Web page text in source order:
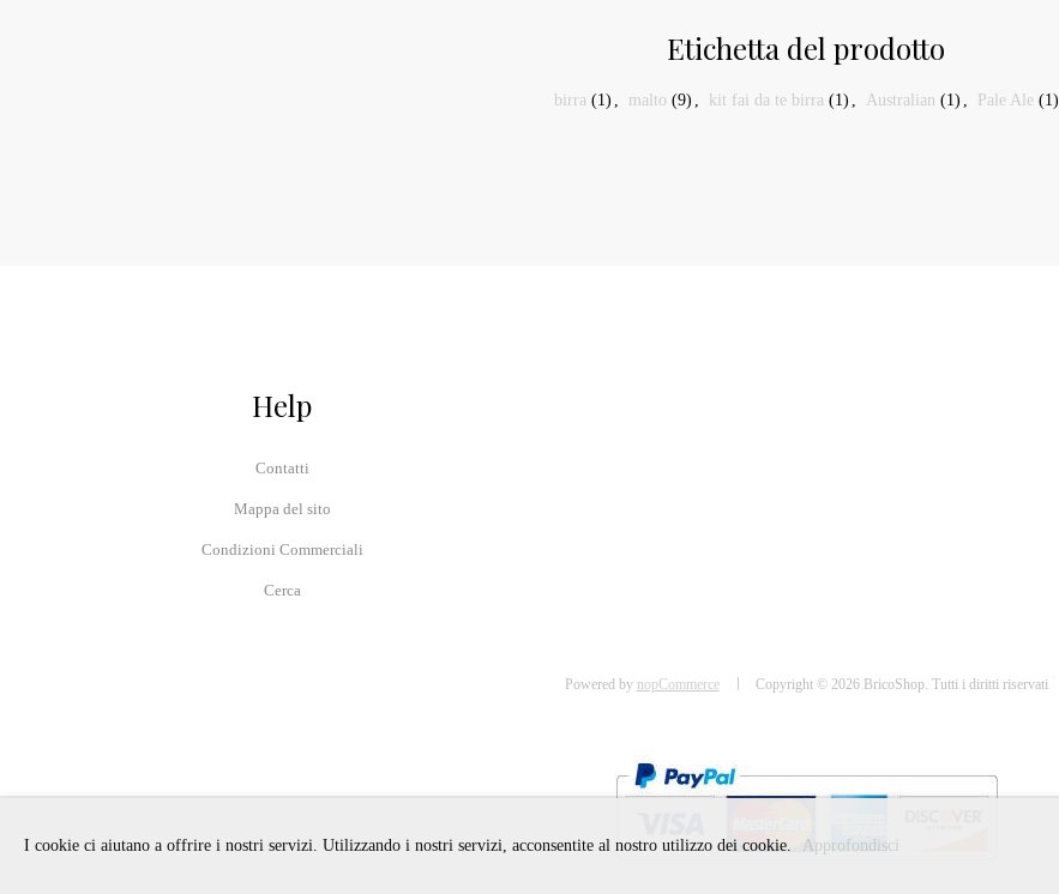
Etichetta del prodotto
birra (1) malto (9) kit fai da te birra (1) Australian (1) Pale Ale (1)
Help
Contatti
Mappa del sito
Condizioni Commerciali
Cerca
Powered by nopCommerce Copyright © 2026 BricoShop. Tutti i diritti riservati
I cookie ci aiutano a offrire i nostri servizi. Utilizzando i nostri servizi, acconsentite al nostro utilizzo dei cookie. Approfondisci